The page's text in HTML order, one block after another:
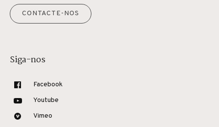
CONTACTE-NOS
Siga-nos
Facebook
Youtube
Vimeo